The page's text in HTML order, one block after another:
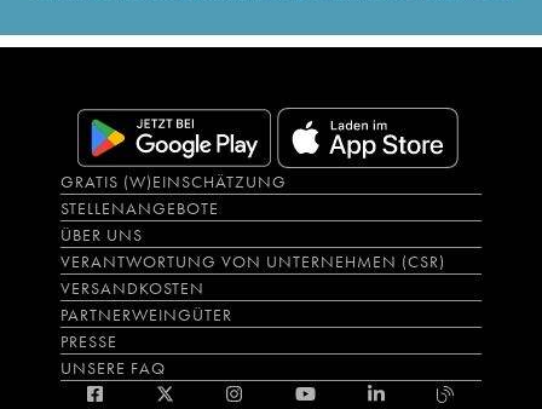
GRATIS (W)EINSCHÄTZUNG
STELLENANGEBOTE
ÜBER UNS
VERANTWORTUNG VON UNTERNEHMEN (CSR)
VERSANDKOSTEN
PARTNERWEINGÜTER
PRESSE
UNSERE FAQ